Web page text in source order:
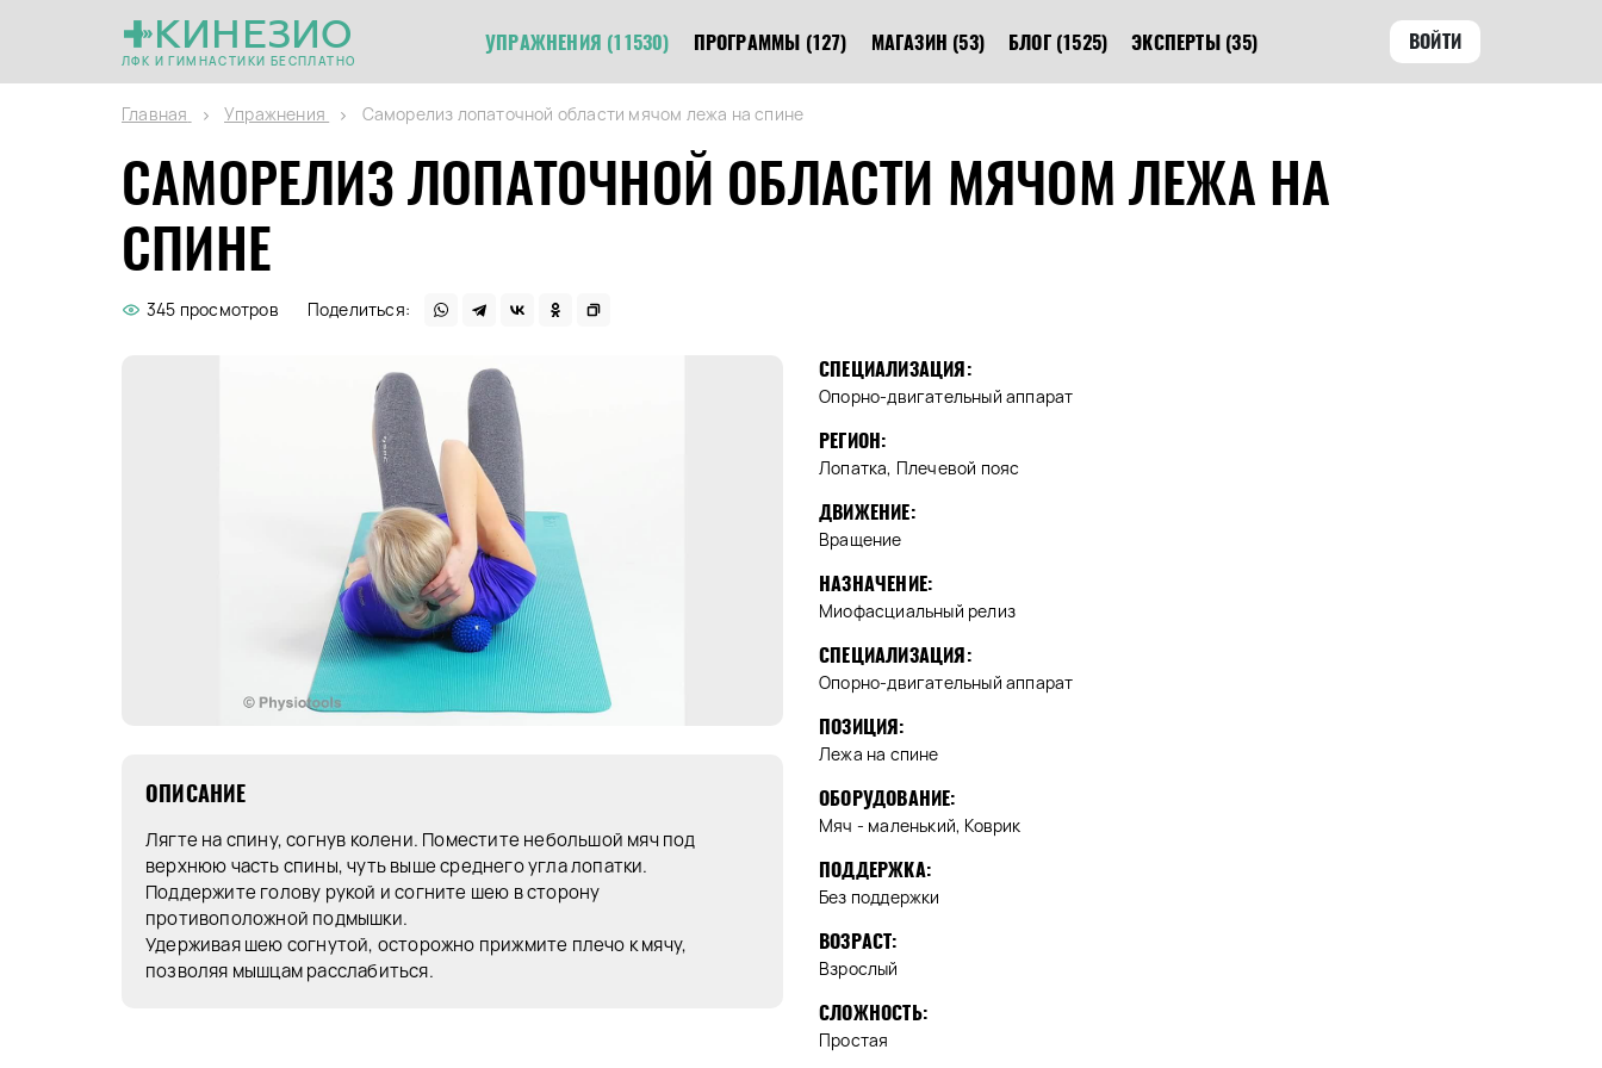
КИНЕЗИО
ЛФК И ГИМНАСТИКИ БЕСПЛАТНО
УПРАЖНЕНИЯ (11530) ПРОГРАММЫ (127) МАГАЗИН (53) БЛОГ (1525) ЭКСПЕРТЫ (35) ВОЙТИ
Главная Упражнения Саморелиз лопаточной области мячом лежа на спине
САМОРЕЛИЗ ЛОПАТОЧНОЙ ОБЛАСТИ МЯЧОМ ЛЕЖА НА
СПИНЕ
345 просмотров Поделиться:
ОПИСАНИЕ
Лягте на спину, согнув колени. Поместите небольшой мяч под
верхнюю часть спины, чуть выше среднего угла лопатки.
Поддержите голову рукой и согните шею в сторону
противоположной подмышки.
Удерживая шею согнутой, осторожно прижмите плечо к мячу,
позволяя мышцам расслабиться.
СПЕЦИАЛИЗАЦИЯ:
Опорно-двигательный аппарат
РЕГИОН:
Лопатка, Плечевой пояс
ДВИЖЕНИЕ:
Вращение
НАЗНАЧЕНИЕ:
Миофасциальный релиз
СПЕЦИАЛИЗАЦИЯ:
Опорно-двигательный аппарат
ПОЗИЦИЯ:
Лежа на спине
ОБОРУДОВАНИЕ:
Мяч - маленький, Коврик
ПОДДЕРЖКА:
Без поддержки
ВОЗРАСТ:
Взрослый
СЛОЖНОСТЬ:
Простая